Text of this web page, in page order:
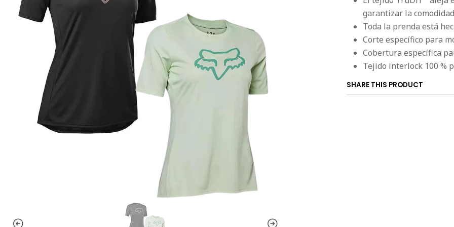
garantizar la comodidad
Toda la prenda está
Corte específico para
Cobertura específica
Tejido interlock 100 %
SHARE THIS PRODUCT